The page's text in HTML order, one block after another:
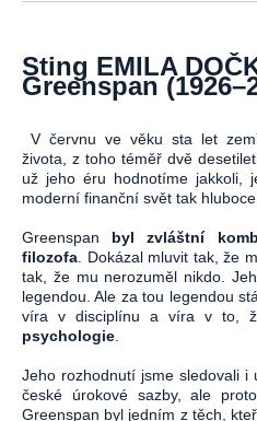
Sting EMILA
Greenspan
V červnu ve věku sta let
života, z toho téměř dvě
už jeho éru hodnotíme jakkoli,
moderní finanční svět tak
Greenspan byl zvláštní
filozofa . Dokázal mluvit tak, že
tak, že mu nerozuměl nikdo.
legendou. Ale za tou legendou
víra v disciplínu a víra v to,
psychologie
Jeho rozhodnutí jsme sledovali
české úrokové sazby, ale
Greenspan byl jedním z těch,